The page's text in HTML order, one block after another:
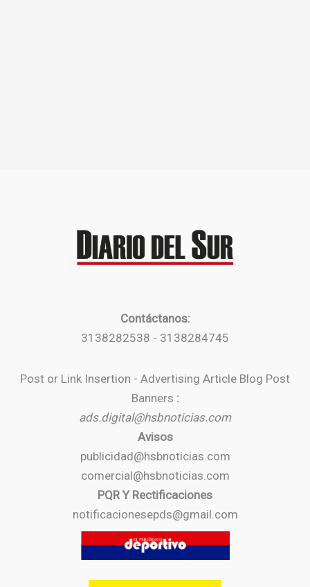
Contáctanos:
3138282538 - 3138284745
Post or Link Insertion - Advertising Article Blog Post
Banners :
ads.digital@hsbnoticias.com
Avisos
publicidad@hsbnoticias.com
comercial@hsbnoticias.com
PQR Y Rectificaciones
notificacionesepds@gmail.com